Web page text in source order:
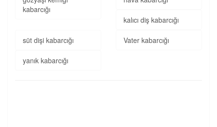
kabarcığı
kalıcı diş kabarcığı
süt dişi kabarcığı Vater kabarcığı
yanık kabarcığı